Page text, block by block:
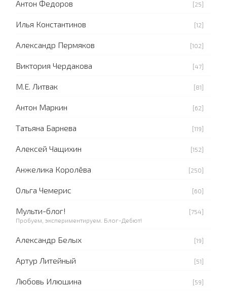
Антон Федоров [25]
Илья Константинов [12]
Александр Пермяков [102]
Виктория Чердакова [47]
М.Е. Литвак [81]
Антон Маркин [62]
Татьяна Барнева [119]
Алексей Чащихин [152]
Анжелика Королёва [250]
Ольга Чемерис [60]
Мульти-блог!
[754]
Пробуем, экспериментируем. Блог-Дебют!
Александр Белых [19]
Артур Литейный [51]
Любовь Илюшина [59]